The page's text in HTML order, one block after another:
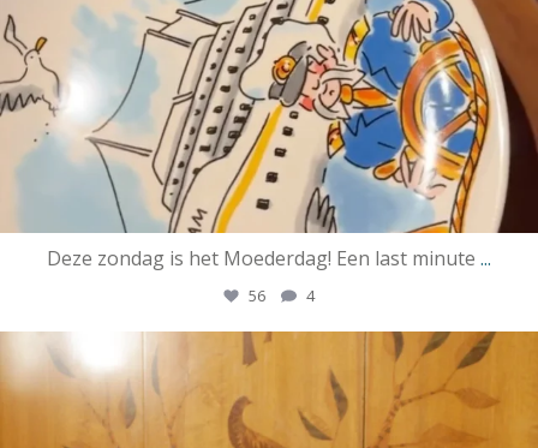
Deze zondag is het Moederdag! Een last minute ...
56 4
ssrotterdamofficial